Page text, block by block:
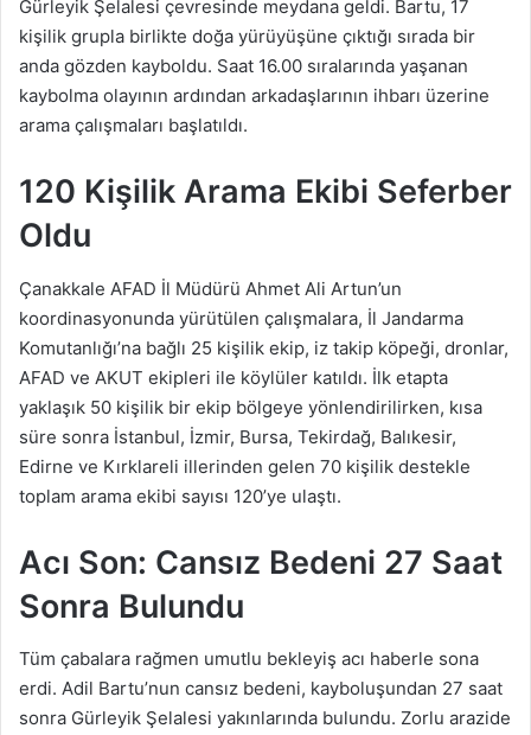
Gürleyik Şelalesi çevresinde meydana geldi. Bartu, 17
kişilik grupla birlikte doğa yürüyüşüne çıktığı sırada bir
anda gözden kayboldu. Saat 16.00 sıralarında yaşanan
kaybolma olayının ardından arkadaşlarının ihbarı üzerine
arama çalışmaları başlatıldı.
120 Kişilik Arama Ekibi Seferber
Oldu
Çanakkale AFAD İl Müdürü Ahmet Ali Artun’un
koordinasyonunda yürütülen çalışmalara, İl Jandarma
Komutanlığı’na bağlı 25 kişilik ekip, iz takip köpeği, dronlar,
AFAD ve AKUT ekipleri ile köylüler katıldı. İlk etapta
yaklaşık 50 kişilik bir ekip bölgeye yönlendirilirken, kısa
süre sonra İstanbul, İzmir, Bursa, Tekirdağ, Balıkesir,
Edirne ve Kırklareli illerinden gelen 70 kişilik destekle
toplam arama ekibi sayısı 120’ye ulaştı.
Acı Son: Cansız Bedeni 27 Saat
Sonra Bulundu
Tüm çabalara rağmen umutlu bekleyiş acı haberle sona
erdi. Adil Bartu’nun cansız bedeni, kayboluşundan 27 saat
sonra Gürleyik Şelalesi yakınlarında bulundu. Zorlu arazide